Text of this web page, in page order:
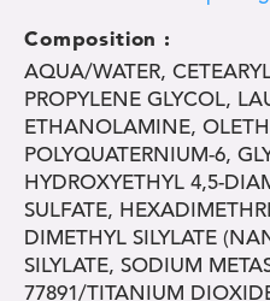
Composition :
AQUA/WATER,
PROPYLENE GLYCOL,
ETHANOLAMINE,
POLYQUATERNIUM-6,
HYDROXYETHYL 4,5-
SULFATE,
DIMETHYL SILYLATE
SILYLATE, SODIUM
77891/TITANIUM